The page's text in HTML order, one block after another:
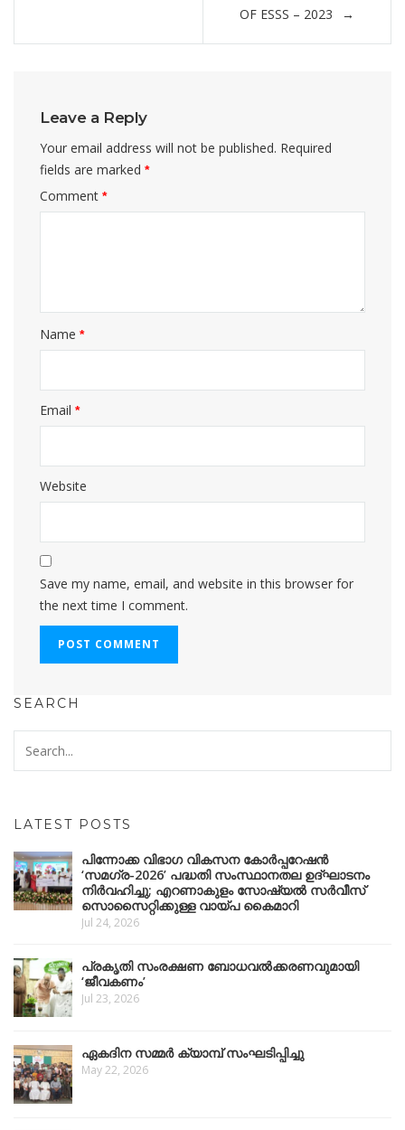
OF ESSS – 2023
Leave a Reply
Your email address will not be published. Required
fields are marked*
Comment*
Name*
Email*
Website
Save my name, email, and website in this browser for
the next time I comment.
SEARCH
LATEST POSTS
പിന്നോക്ക വിഭാഗ വികസന കോർപ്പറേഷൻ
‘സമഗ്ര-2026’ പദ്ധതി സംസ്ഥാനതല ഉദ്ഘാടനം
നിർവഹിച്ചു; എറണാകുളം സോഷ്യൽ സർവീസ്
സൊസൈറ്റിക്കുള്ള വായ്പ കൈമാറി
Jul 24, 2026
പ്രകൃതി സംരക്ഷണ ബോധവൽക്കരണവുമായി
‘ജീവകണം’
Jul 23, 2026
ഏകദിന സമ്മർ ക്യാമ്പ് സംഘടിപ്പിച്ചു
May 22, 2026